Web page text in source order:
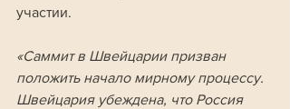
участии.
«Саммит в Швейцарии призван
положить начало мирному процессу.
Швейцария убеждена, что Россия